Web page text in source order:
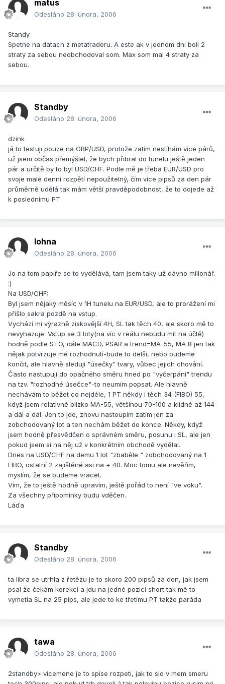
matus
Odesláno 28. února, 2006
Standy
Spetne na datach z metatraderu. A este ak v jednom dni boli 2
straty za sebou neobchodoval som. Max som mal 4 straty za
sebou.
Standby
Odesláno 28. února, 2006
dzink
já to testuji pouze na GBP/USD, protože zatím nestíhám více párů,
už jsem občas přemýšlel, že bych přibral do tunelu ještě jeden
pár a určitě by to byl USD/CHF. Podle mě je třeba EUR/USD pro
svoje malé denní rozpětí nepoužitelný, čím více pipsů za den pár
průměrně udělá tak mám větší pravděpodobnost, že to dojede až
k poslednímu PT
lohna
Odesláno 28. února, 2006
Jo na tom papíře se to vydělává, tam jsem taky už dávno milionář.
:)
Na USD/CHF:
Byl jsem nějaký měsíc v 1H tunelu na EUR/USD, ale to prorážení mi
přišlo sakra pozdě na vstup.
Vychází mi výrazně ziskovější 4H, SL tak těch 40, ale skoro mě to
nevyhazuje. Vstup se 3 loty(na víc v reálu nebudu mít na účtě)
hodně podle STO, dále MACD, PSAR a trend=MA-55, MA 8 jen tak
nějak potvrzuje mé rozhodnutí-bude to delší, nebo budeme
končit, ale hlavně sleduji "úsečky" tvary, vůbec jejich chování.
Často nastupuji do opačného směru hned po "vyčerpání" trendu
na tzv. "rozhodné úsečce"-to neumím popsat. Ale hlavně
nechávám to běžet co nejdéle, 1 PT někdy i těch 34 (FIBO) 55,
když jsem relativně blízko MA-55, většinou 70-100 a klidně až 144
a dál a dál. Jen to jde, znovu nastoupím zatím jen za
zobchodovaný lot a ten nechám běžet do konce. Někdy, když
jsem hodně přesvědčen o správném směru, posunu i SL, ale jen
pokud jsem si na něj už v konkrétním obchodě vydělal.
Dnes na USD/CHF na demu 1 lot "zbaběle " zobchodovaný na 1
FIBO, ostatní 2 zajištěné asi na + 40. Moc tomu ale nevěřím,
myslím, že se budeme vracet.
Vím, že to ještě hodně upravím, ještě pořád to není "ve voku".
Za všechny připomínky budu vděčen.
Láďa
Standby
Odesláno 28. února, 2006
ta libra se utrhla z řetězu je to skoro 200 pipsů za den, jak jsem
psal že čekám korekci a jdu na jedné pozici short tak mě to
vymetla SL na 25 pips, ale jede to ke třetímu PT takže paráda
tawa
Odesláno 28. února, 2006
2standby> vicemene je to spise rozpeti, jak to slo v mem smeru